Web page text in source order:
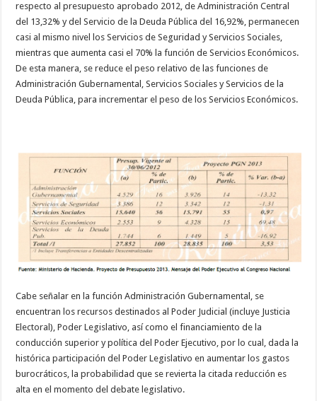
respecto al presupuesto aprobado 2012, de Administración Central
del 13,32% y del Servicio de la Deuda Pública del 16,92%, permanecen
casi al mismo nivel los Servicios de Seguridad y Servicios Sociales,
mientras que aumenta casi el 70% la función de Servicios Económicos.
De esta manera, se reduce el peso relativo de las funciones de
Administración Gubernamental, Servicios Sociales y Servicios de la
Deuda Pública, para incrementar el peso de los Servicios Económicos.
Cabe señalar en la función Administración Gubernamental, se
encuentran los recursos destinados al Poder Judicial (incluye Justicia
Electoral), Poder Legislativo, así como el financiamiento de la
conducción superior y política del Poder Ejecutivo, por lo cual, dada la
histórica participación del Poder Legislativo en aumentar los gastos
burocráticos, la probabilidad que se revierta la citada reducción es
alta en el momento del debate legislativo.